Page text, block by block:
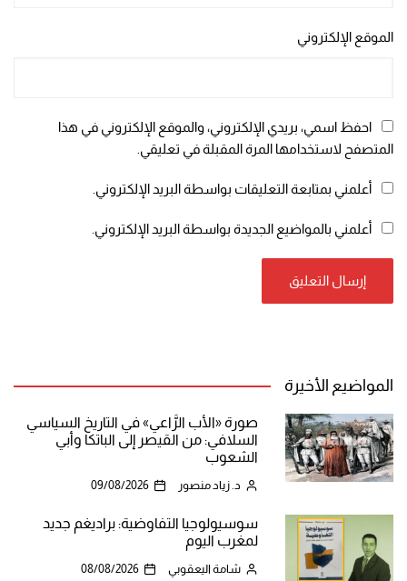
الموقع الإلكتروني
احفظ اسمي، بريدي الإلكتروني، والموقع الإلكتروني في هذا
المتصفح لاستخدامها المرة المقبلة في تعليقي.
أعلمني بمتابعة التعليقات بواسطة البريد الإلكتروني.
أعلمني بالمواضيع الجديدة بواسطة البريد الإلكتروني.
المواضيع الأخيرة
صورة «الأب الرَّاعي» في التاريخ السياسي
السلافي: من القيصر إلى الباتكا وأبي
الشعوب
د. زياد منصور 09/08/2026
سوسيولوجيا التفاوضية: براديغم جديد
لمغرب اليوم
شامة اليعقوبي 08/08/2026